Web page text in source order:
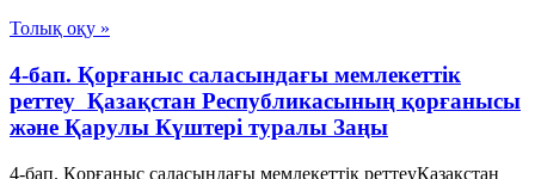
Толық оқу »
4-бап. Қорғаныс саласындағы мемлекеттік
реттеу Қазақстан Республикасының қорғанысы
және Қарулы Күштері туралы Заңы
4-бап. Қорғаныс саласындағы мемлекеттік реттеуҚазақстан